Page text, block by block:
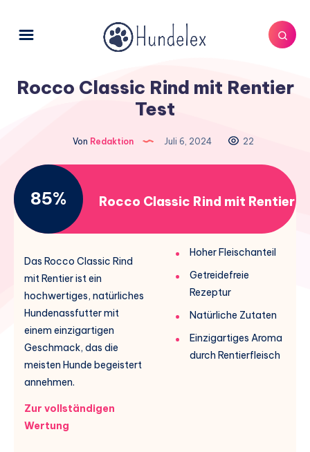
Rocco Classic Rind mit Rentier
Test
Von Redaktion Juli 6, 2024 22
85% Rocco Classic Rind mit Rentier
Das Rocco Classic Rind
mit Rentier ist ein
hochwertiges, natürliches
Hundenassfutter mit
einem einzigartigen
Geschmack, das die
meisten Hunde begeistert
annehmen.
Zur vollständigen
Wertung
Hoher Fleischanteil
Getreidefreie
Rezeptur
Natürliche Zutaten
Einzigartiges Aroma
durch Rentierfleisch